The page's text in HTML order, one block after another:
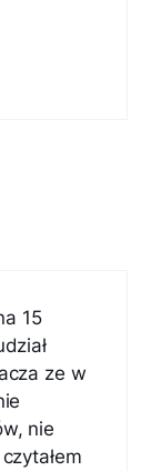
15
ze w
nie